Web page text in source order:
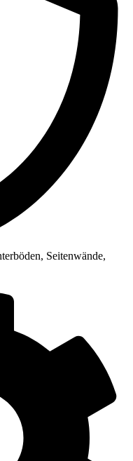
Seitenwände,